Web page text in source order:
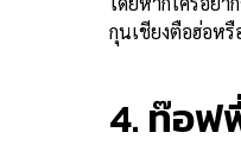
กุนเชียงตือฮ่อหรื
4. ท๊อฟ